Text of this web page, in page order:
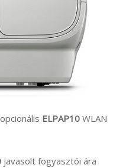
ELPAP10 WLAN
javasolt fogyasztói ára